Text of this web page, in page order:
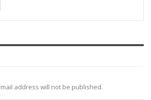
address will not be published.